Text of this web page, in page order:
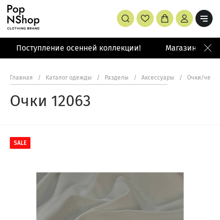
Поступление осенней коллекции! Магазин:
Главная / Каталог одежды / Разделы / Аксессуары / Очки/
Очки 12063
SALE